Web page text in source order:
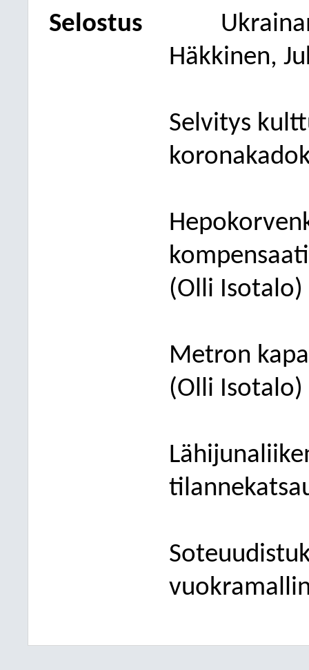
Selostus
Häkkinen,
Selvitys
(Olli Isotalo)
Metron
(Olli Isotalo)
S